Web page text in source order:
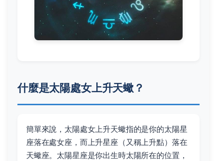
什麼是太陽處女上升天蠍？
簡單來說，太陽處女上升天蠍指的是你的太陽星
座落在處女座，而上升星座（又稱上升點）落在
天蠍座。太陽星座是你出生時太陽所在的位置，